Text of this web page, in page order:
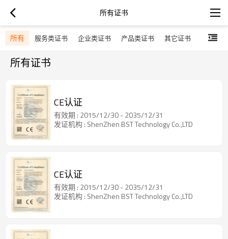
所有证书
所有 服务类证书 企业类证书 产品类证书 其它证书
所有证书
CE认证
有效期 : 2015/12/30 - 2035/12/31
发证机构 : ShenZhen BST Technology Co.,LTD
CE认证
有效期 : 2015/12/30 - 2035/12/31
发证机构 : ShenZhen BST Technology Co.,LTD